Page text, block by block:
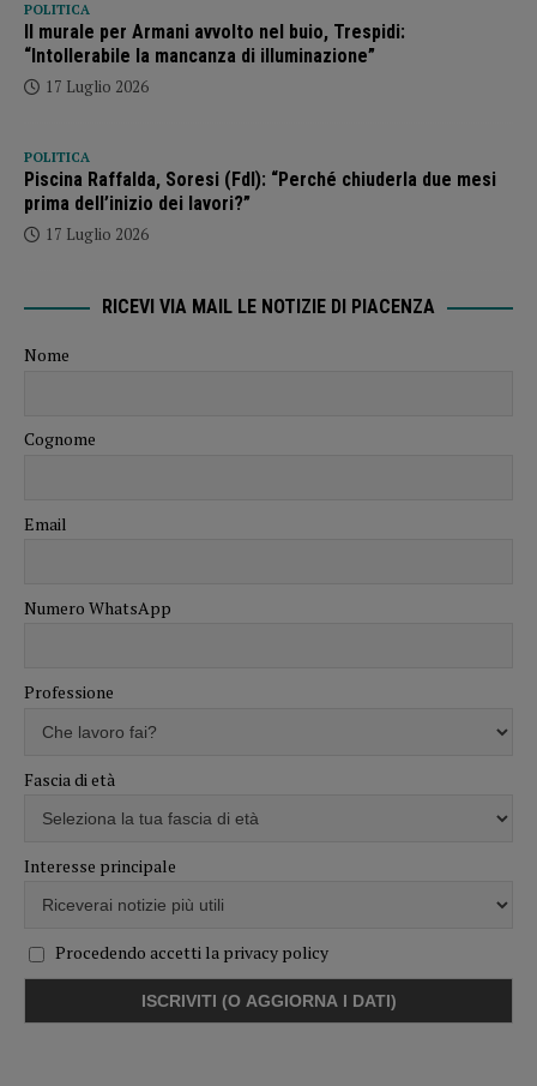
POLITICA
Il murale per Armani avvolto nel buio, Trespidi:
“Intollerabile la mancanza di illuminazione”
17 Luglio 2026
POLITICA
Piscina Raffalda, Soresi (FdI): “Perché chiuderla due mesi
prima dell’inizio dei lavori?”
17 Luglio 2026
RICEVI VIA MAIL LE NOTIZIE DI PIACENZA
Nome
Cognome
Email
Numero WhatsApp
Professione
Fascia di età
Interesse principale
Procedendo accetti la privacy policy